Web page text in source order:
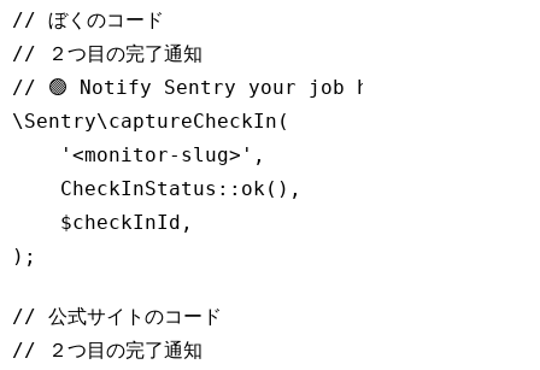
// ぼくのコード
// ２つ目の完了通知
// 🟢 Notify Sentry your job has completed
\Sentry\captureCheckIn(
'<monitor-slug>' ,
    CheckInStatus::ok(),
    $checkInId,
);
// 公式サイトのコード
// ２つ目の完了通知